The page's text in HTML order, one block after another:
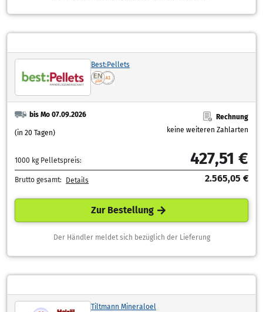
Best:Pellets
bis Mo 07.09.2026
(in 20 Tagen)
Rechnung
keine weiteren Zahlarten
1000 kg Pelletspreis: 427,51 €
Brutto gesamt: Details 2.565,05 €
Zur Bestellung
Der Händler meldet sich bezüglich der Lieferung
Tiltmann Mineraloel